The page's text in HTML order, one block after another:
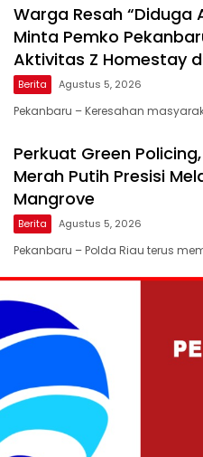
Warga Resah “Diduga
Minta Pemko
Aktivitas Z Homestay
Berita Agustus 5, 2026
Pekanbaru – Keresahan
Perkuat Green
Merah Putih Presisi
Mangrove
Berita Agustus 5, 2026
Pekanbaru – Polda Riau terus